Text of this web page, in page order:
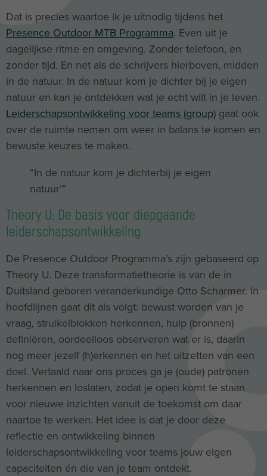
Dat is precies waartoe ik je uitnodig tijdens het
Presence Outdoor MTB Programma. Even uit je
dagelijkse ritme en omgeving. Zonder telefoon, en
zonder tijd. En net als de schrijvers hierboven, midden
in de natuur. In de natuur kom je dichter bij je eigen
natuur en kan je ontdekken wat je echt wilt in je leven.
Leiderschapsontwikkeling voor teams (group) gaat ook
over de ruimte nemen om weer in balans te komen en
bewuste keuzes te maken.
“In de natuur kom je dichterbij je eigen
natuur’”
Theory U: De basis voor diepgaande
leiderschapsontwikkeling
De Presence Outdoor Programma’s zijn gebaseerd op
Theory U. Deze transformatietheorie is van de in
Duitsland geboren veranderkundige Otto Scharmer. In
hoofdlijnen gaat dit als volgt: bewust worden van je
vraag, struikelblokken herkennen, hulp (bronnen)
definiëren, oordeelloos observeren wat er is, daarin
nog meer jezelf (h)erkennen en het uitzetten van een
doel. Vertaald naar ons proces ga je (oude) patronen
herkennen en loslaten, zodat je open komt te staan
voor nieuwe inzichten vanuit de toekomst om daar
naartoe te werken. Het idee is dat je door deze
reflectie en ontwikkeling binnen
leiderschapsontwikkeling voor teams jouw eigen
capaciteiten én die van je team ontdekt.